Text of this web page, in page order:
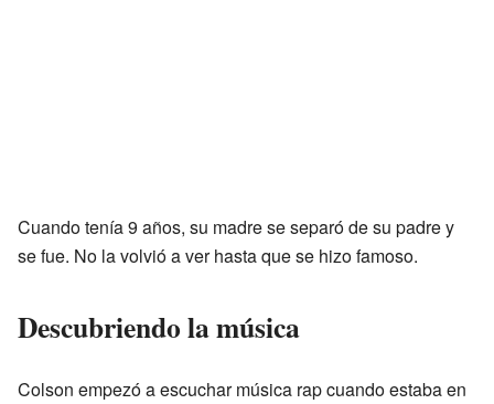
Cuando tenía 9 años, su madre se separó de su padre y
se fue. No la volvió a ver hasta que se hizo famoso.
Descubriendo la música
Colson empezó a escuchar música rap cuando estaba en